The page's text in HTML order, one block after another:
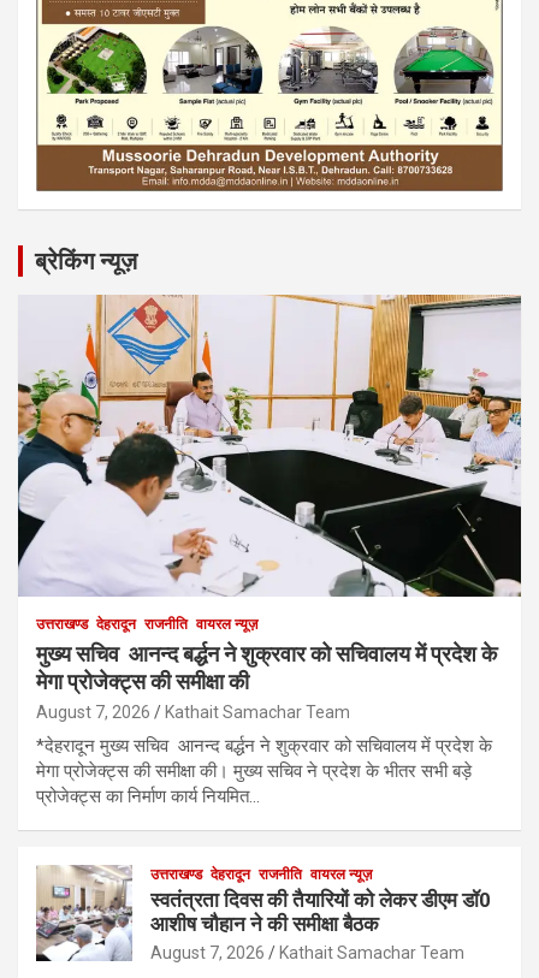
ब्रेकिंग न्यूज़
उत्तराखण्ड देहरादून राजनीति वायरल न्यूज़
मुख्य सचिव आनन्द बर्द्धन ने शुक्रवार को सचिवालय में प्रदेश के
मेगा प्रोजेक्ट्स की समीक्षा की
August 7, 2026 Kathait Samachar Team
*देहरादून मुख्य सचिव आनन्द बर्द्धन ने शुक्रवार को सचिवालय में प्रदेश के
मेगा प्रोजेक्ट्स की समीक्षा की। मुख्य सचिव ने प्रदेश के भीतर सभी बड़े
प्रोजेक्ट्स का निर्माण कार्य नियमित…
उत्तराखण्ड देहरादून राजनीति वायरल न्यूज़
स्वतंत्रता दिवस की तैयारियों को लेकर डीएम डॉ0
आशीष चौहान ने की समीक्षा बैठक
August 7, 2026 Kathait Samachar Team